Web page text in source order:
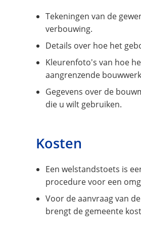
Tekeningen van de
verbouwing.
Details over hoe het
Kleurenfoto's van hoe
aangrenzende
Gegevens over de
die u wilt gebruiken.
Kosten
Een welstandstoets is
procedure voor een
Voor de aanvraag van
brengt de gemeente